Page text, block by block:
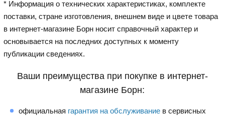
* Информация о технических характеристиках, комплекте
поставки, стране изготовления, внешнем виде и цвете товара
в интернет-магазине Борн носит справочный характер и
основывается на последних доступных к моменту
публикации сведениях.
Ваши преимущества при покупке в интернет-
магазине Борн:
официальная гарантия на обслуживание в сервисных